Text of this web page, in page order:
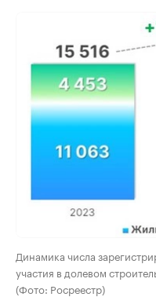
Динамика числа
участия в долевом
(Фото: Росреестр)